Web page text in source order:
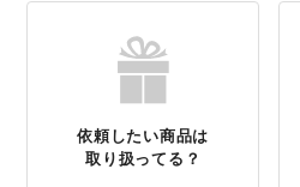
依頼したい商品は
取り扱ってる？